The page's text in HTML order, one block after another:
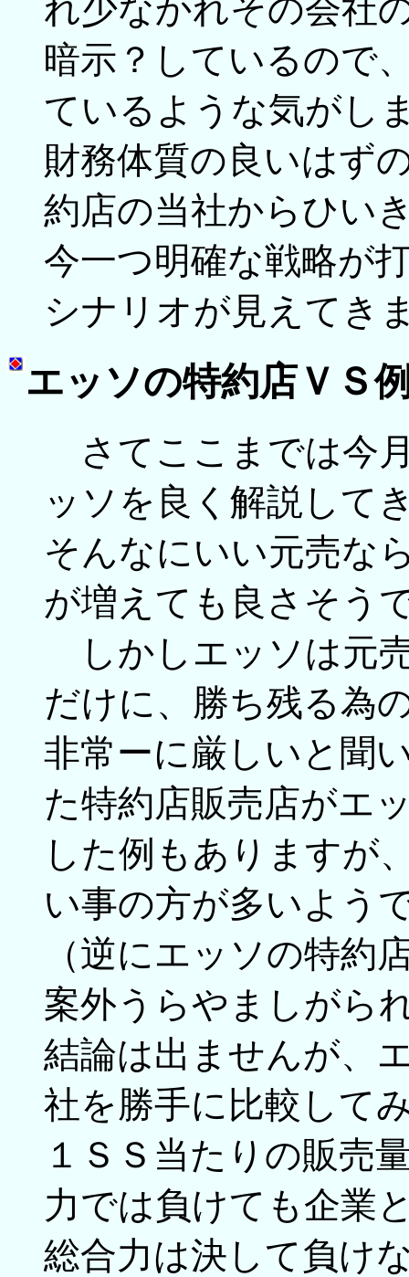
れ少なかれその会社
暗示？しているので
ているような気がし
財務体質の良いはず
約店の当社からひい
今一つ明確な戦略が
シナリオが見えてき
エッソの特約店ＶＳ
さてここまでは今
ッソを良く解説して
そんなにいい元売な
が増えても良さそう
しかしエッソは元
だけに、勝ち残る為
非常ーに厳しいと聞
た特約店販売店がエ
した例もありますが
い事の方が多いよう
（逆にエッソの特約
案外うらやましがら
結論は出ませんが、
社を勝手に比較して
１ＳＳ当たりの販売
力では負けても企業
総合力は決して負け